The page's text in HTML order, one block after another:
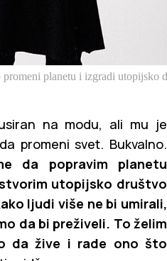
planetu i izgradi utopijsko
na modu, ali mu je
promeni svet. Bukvalno.
da popravim planetu
utopijsko društvo
ljudi više ne bi umirali,
da bi preživeli. To želim
da žive i rade ono što